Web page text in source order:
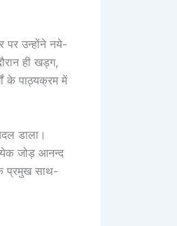
पर उन्होंने नये-
ही खड्ग,
के पाठ्यक्रम में
डाला।
जोड़ आनन्द
प्रमुख साथ-